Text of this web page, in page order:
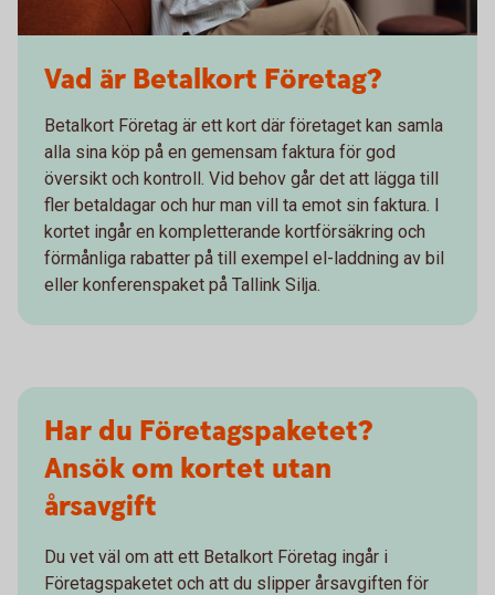
Vad är Betalkort Företag?
Betalkort Företag är ett kort där företaget kan samla
alla sina köp på en gemensam faktura för god
översikt och kontroll. Vid behov går det att lägga till
fler betaldagar och hur man vill ta emot sin faktura. I
kortet ingår en kompletterande kortförsäkring och
förmånliga rabatter på till exempel el-laddning av bil
eller konferenspaket på Tallink Silja.
Har du Företagspaketet?
Ansök om kortet utan
årsavgift
Du vet väl om att ett Betalkort Företag ingår i
Företagspaketet och att du slipper årsavgiften för